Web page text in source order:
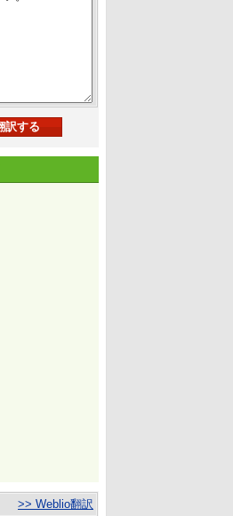
>> Weblio翻訳